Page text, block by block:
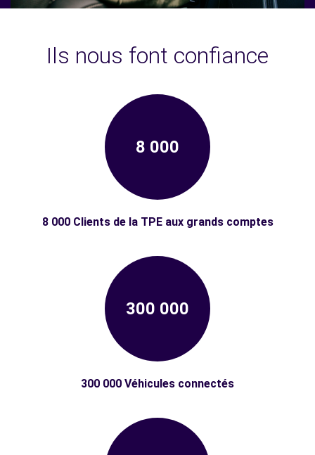
Ils nous font confiance
8 000
8 000 Clients de la TPE aux grands comptes
300 000
300 000 Véhicules connectés